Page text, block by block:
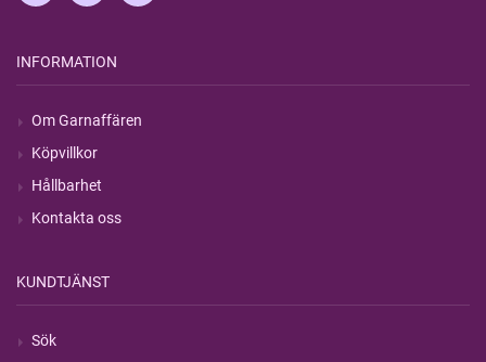
INFORMATION
Om Garnaffären
Köpvillkor
Hållbarhet
Kontakta oss
KUNDTJÄNST
Sök